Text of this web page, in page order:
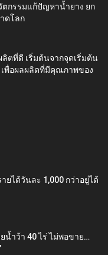
ตกรรมแก้ปัญหาน้ำยาง ยก
ดโลก
ตที่ดี เริ่มต้นจากจุดเริ่มต้น
พื่อผลผลิตที่มีคุณภาพของ
ายได้วันละ 1,000 กว่าอยู่ได้
น้ำว้า 40 ไร่ ไม่พอขาย…